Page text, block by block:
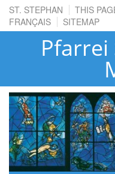
ST. STEPHAN THIS
FRANÇAIS
SITEMAP
Pfarrei